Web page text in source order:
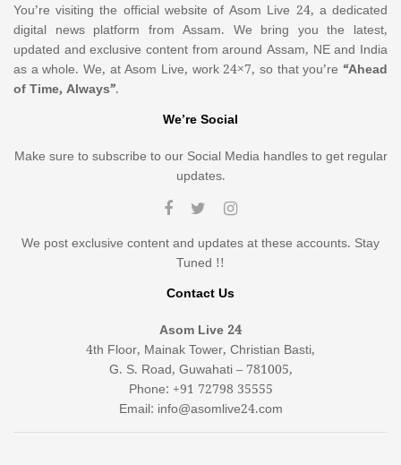
You’re visiting the official website of Asom Live 24, a dedicated
digital news platform from Assam. We bring you the latest,
updated and exclusive content from around Assam, NE and India
as a whole. We, at Asom Live, work 24×7, so that you’re “Ahead
of Time, Always”.
We’re Social
Make sure to subscribe to our Social Media handles to get regular
updates.
We post exclusive content and updates at these accounts. Stay
Tuned !!
Contact Us
Asom Live 24
4th Floor, Mainak Tower, Christian Basti,
G. S. Road, Guwahati – 781005,
Phone: +91 72798 35555
Email: info@asomlive24.com